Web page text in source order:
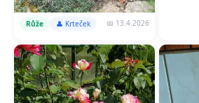
Růže 👤 Krteček 📅 13.4.2026